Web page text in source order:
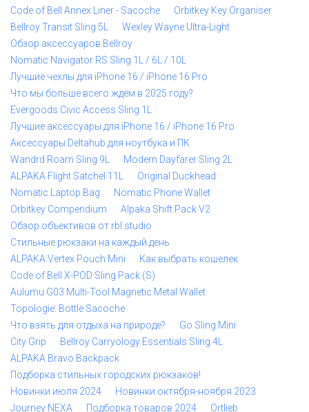
Code of Bell Annex Liner - Sacoche
Orbitkey Key Organiser
Bellroy Transit Sling 5L
Wexley Wayne Ultra-Light
Обзор аксессуаров Bellroy
Nomatic Navigator RS Sling 1L / 6L / 10L
Лучшие чехлы для iPhone 16 / iPhone 16 Pro
Что мы больше всего ждём в 2025 году?
Evergoods Civic Access Sling 1L
Лучшие аксессуары для iPhone 16 / iPhone 16 Pro
Аксессуары Deltahub для ноутбука и ПК
Wandrd Roam Sling 9L
Modern Dayfarer Sling 2L
ALPAKA Flight Satchel 11L
Original Duckhead
Nomatic Laptop Bag
Nomatic Phone Wallet
Orbitkey Compendium
Alpaka Shift Pack V2
Обзор объективов от rbl.studio
Стильные рюкзаки на каждый день
ALPAKA Vertex Pouch Mini
Как выбрать кошелек
Code of Bell X-POD Sling Pack (S)
Aulumu G03 Multi-Tool Magnetic Metal Wallet
Topologie: Bottle Sacoche
Что взять для отдыха на природе?
Go Sling Mini
City Grip
Bellroy Carryology Essentials Sling 4L
ALPAKA Bravo Backpack
Подборка стильных городских рюкзаков!
Новинки июля 2024
Новинки октября-ноября 2023
Journey NEXA
Подборка товаров 2024
Ortlieb